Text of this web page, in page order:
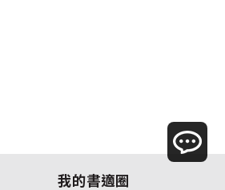
我的書適圈